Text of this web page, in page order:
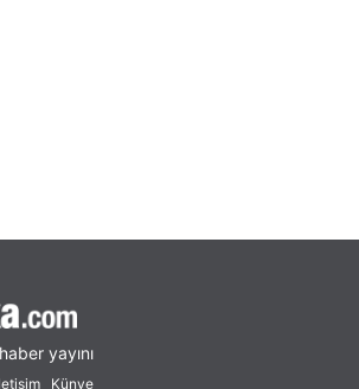
yayını
Künye